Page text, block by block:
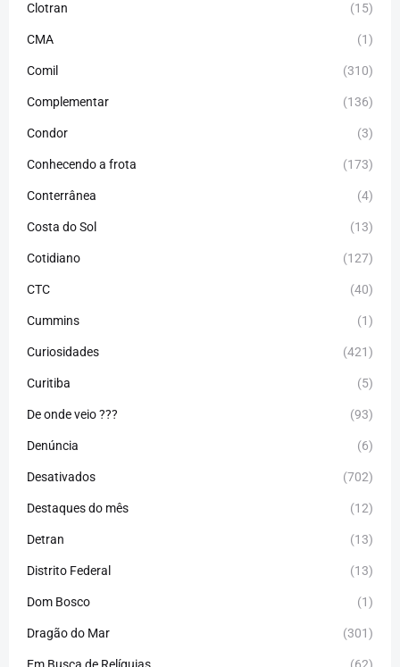
Clotran (15)
CMA (1)
Comil (310)
Complementar (136)
Condor (3)
Conhecendo a frota (173)
Conterrânea (4)
Costa do Sol (13)
Cotidiano (127)
CTC (40)
Cummins (1)
Curiosidades (421)
Curitiba (5)
De onde veio ??? (93)
Denúncia (6)
Desativados (702)
Destaques do mês (12)
Detran (13)
Distrito Federal (13)
Dom Bosco (1)
Dragão do Mar (301)